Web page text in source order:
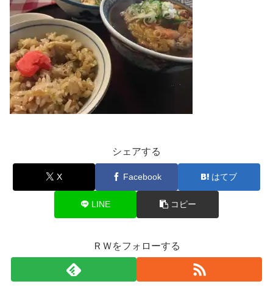
シェアする
X Facebook はてブ
LINE コピー
ＲＷをフォローする